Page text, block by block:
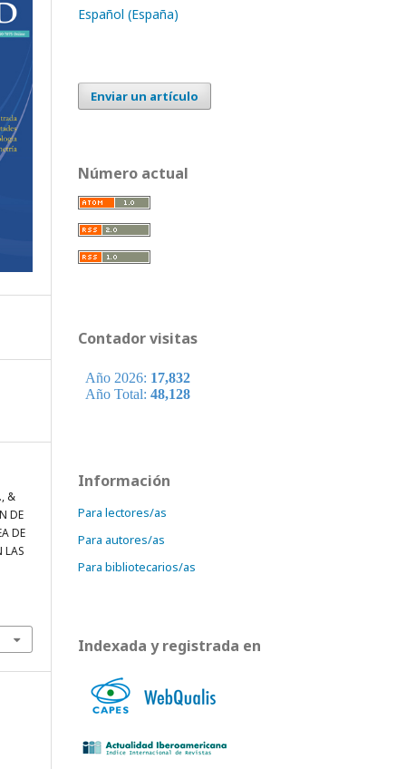
&
DE
DE
LAS
Español (España)
Enviar un artículo
Número actual
Contador visitas
Información
Para lectores/as
Para autores/as
Para bibliotecarios/as
Indexada y registrada en